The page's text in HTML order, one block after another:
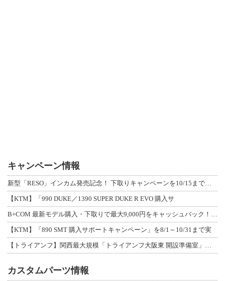
キャンペーン情報
【KTM】「990 DUKE／1390 SUPER DUKE R EVO 購入サ
【KTM】「890 SMT 購入サポートキャンペーン」を8/1～10/31まで実
カスタムパーツ情報